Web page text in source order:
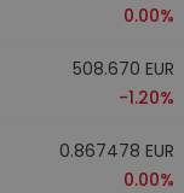
0.00%
508.670 EUR
-1.20%
0.867478 EUR
0.00%